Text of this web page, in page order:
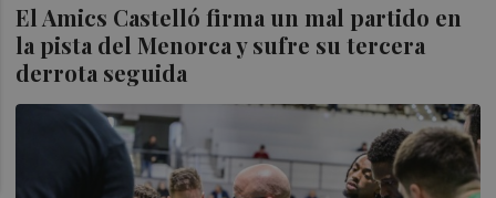
El Amics Castelló firma un mal partido en
la pista del Menorca y sufre su tercera
derrota seguida